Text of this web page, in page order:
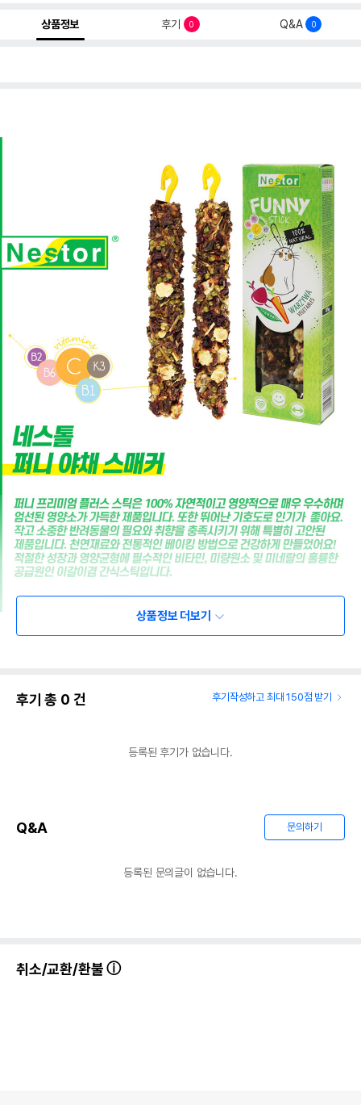
상품정보 후기 0 Q&A 0
상품정보 더보기
후기 총 0 건 후기작성하고 최대 150점 받기
등록된 후기가 없습니다.
Q&A 문의하기
등록된 문의글이 없습니다.
취소/교환/환불